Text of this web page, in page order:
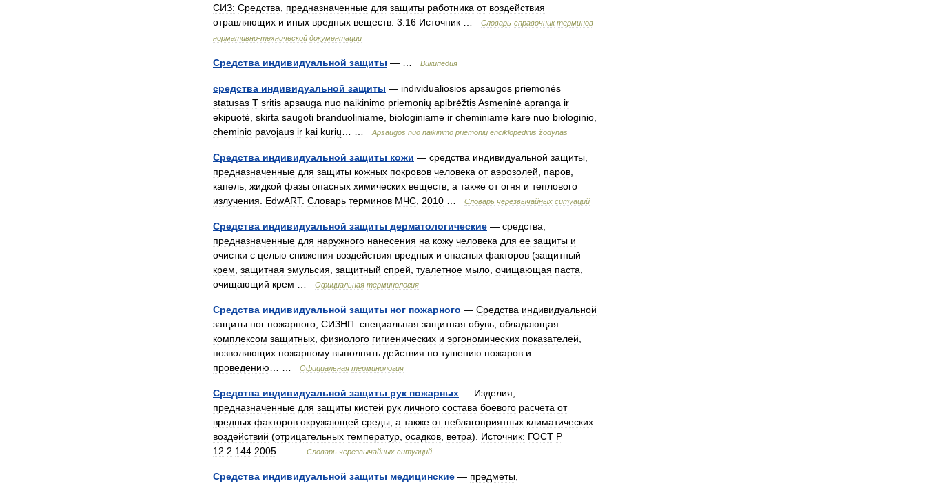
СИЗ: Средства предназначенные для защиты работника от воздействия
отравляющих и иных вредных веществ 3 16 Источник Словарь-справочник терминов
нормативно-технической документации
Средства индивидуальной защиты — … Википедия
средства индивидуальной защиты — individualiosios apsaugos priemonės
statusas T sritis apsauga nuo naikinimo priemonių apibrėžtisAsmeninė apranga ir
ekipuotė skirta saugoti branduoliniame biologiniame ir cheminiame kare nuo biologinio
cheminio pavojaus ir kai kurių Apsaugos nuo naikinimo priemonių enciklopedinis žodynas
Средства индивидуальной защиты кожи — средства индивидуальной защиты
предназначенные для защиты кожных покровов человека от аэрозолей паров
капель жидкой фазы опасных химических веществ а также от огня и теплового
излучения
EdwART. Словарь терминов МЧС 2010 Словарь черезвычайных ситуаций
Средства индивидуальной защиты дерматологические — средства
предназначенные для наружного нанесения на кожу человека для ее защиты и
очистки с целью снижения воздействия вредных и опасных факторов (защитный
крем защитная эмульсия защитный спрей туалетное мыло очищающая паста
очищающий крем Официальная терминология
Средства индивидуальной защиты ног пожарного — Средства индивидуальной
защиты ног пожарного; СИЗНП: специальная защитная обувь обладающая
комплексом защитных физиолого гигиенических и эргономических показателей
позволяющих пожарному выполнять действия по тушению пожаров и
проведению
Официальная терминология
Средства индивидуальной защиты рук пожарных — Изделия
предназначенные для защиты кистей рук личного состава боевого расчета от
вредных факторов окружающей среды а также от неблагоприятных климатических
воздействий (отрицательных температур осадков ветра). Источник: ГОСТ Р
12 2 144 2005 Словарь черезвычайных ситуаций
Средства индивидуальной защиты медицинские — предметы